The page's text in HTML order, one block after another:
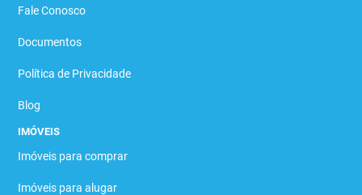
Fale Conosco
Documentos
Política de Privacidade
Blog
IMÓVEIS
Imóveis para comprar
Imóveis para alugar